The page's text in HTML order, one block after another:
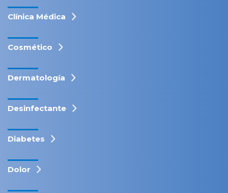
Clínica Médica
Cosmético
Dermatología
Desinfectante
Diabetes
Dolor